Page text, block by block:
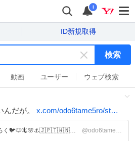
i
ID新規取得
キ
ー
ワ
ド
を
消
検索
動画 ユーザー ウェブ検索
んだが。 x.com/odo6tame5ro/st…
🍤あまえびしもろく🐦🐶🦎🌸⚓️🇯🇵🇹🇼🇳🇿🐯 @odo6tame5ro